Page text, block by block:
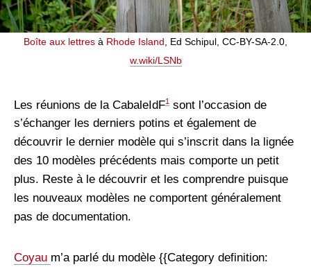
Boîte aux lettres à Rhode Island , Ed Schipul, CC-BY-SA-2.0,
w.wiki/LSNb
Les réunions de la CabaleIdF1 sont l’occasion de
s’échanger les derniers potins et également de
découvrir le dernier modèle qui s’inscrit dans la lignée
des 10 modèles précédents mais comporte un petit
plus. Reste à le découvrir et les comprendre puisque
les nouveaux modèles ne comportent généralement
pas de documentation.
Coyau m’a parlé du modèle {{Category definition: